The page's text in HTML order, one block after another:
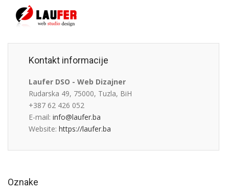
Kontakt informacije
Laufer DSO - Web Dizajner
Rudarska 49, 75000, Tuzla, BiH
+387 62 426 052
E-mail: info@laufer.ba
Website: https://laufer.ba
Oznake